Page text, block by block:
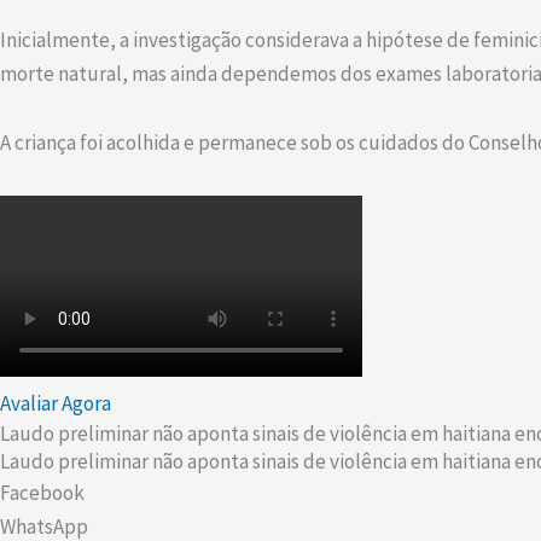
Inicialmente, a investigação considerava a hipótese de
morte natural, mas ainda dependemos dos exames
A criança foi acolhida e permanece sob os cuidados do
Avaliar Agora
Laudo preliminar não aponta sinais de violência em haitiana
Laudo preliminar não aponta sinais de violência em haitiana
Facebook
WhatsApp